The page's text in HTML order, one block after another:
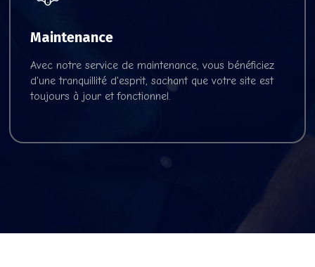
Maintenance
Avec notre service de maintenance, vous bénéficiez
d'une tranquillité d'esprit, sachant que votre site est
toujours à jour et fonctionnel.